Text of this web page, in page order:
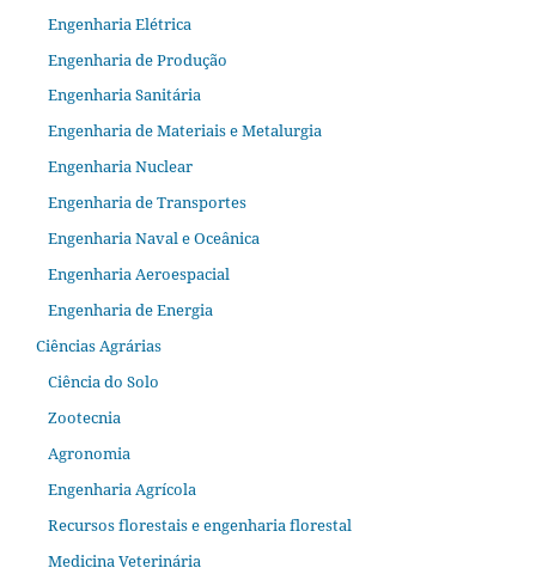
Engenharia Elétrica
Engenharia de Produção
Engenharia Sanitária
Engenharia de Materiais e Metalurgia
Engenharia Nuclear
Engenharia de Transportes
Engenharia Naval e Oceânica
Engenharia Aeroespacial
Engenharia de Energia
Ciências Agrárias
Ciência do Solo
Zootecnia
Agronomia
Engenharia Agrícola
Recursos florestais e engenharia florestal
Medicina Veterinária